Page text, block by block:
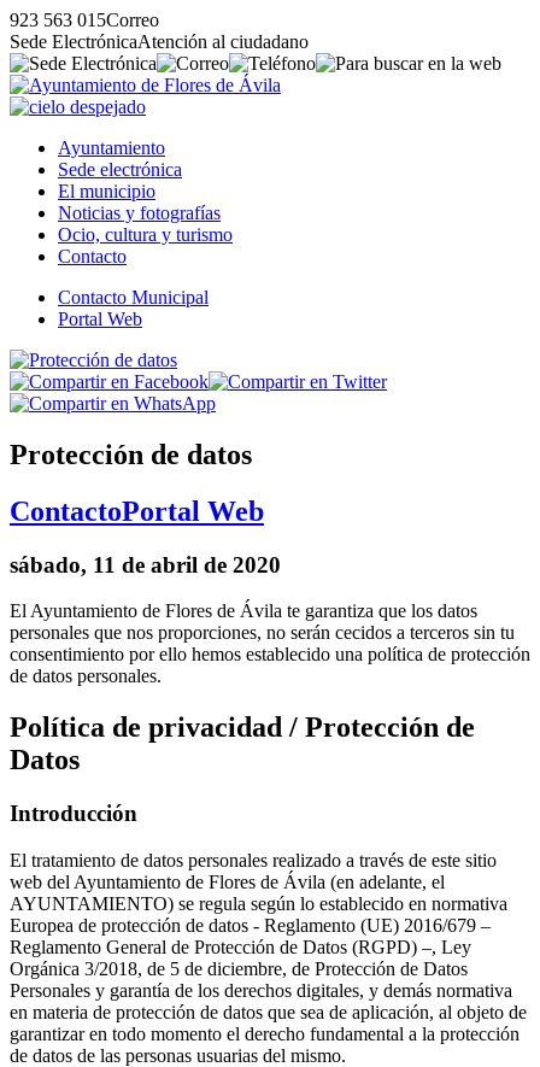
923 563 015Correo
Sede ElectrónicaAtención al ciudadano
Ayuntamiento
Sede electrónica
El municipio
Noticias y fotografías
Ocio, cultura y turismo
Contacto
Contacto Municipal
Portal Web
Protección de datos
ContactoPortal Web
sábado, 11 de abril de 2020
El Ayuntamiento de Flores de Ávila te garantiza que los datos
personales que nos proporciones, no serán cecidos a terceros sin tu
consentimiento por ello hemos establecido una política de protección
de datos personales.
Política de privacidad / Protección de
Datos
Introducción
El tratamiento de datos personales realizado a través de este sitio
web del Ayuntamiento de Flores de Ávila (en adelante, el
AYUNTAMIENTO) se regula según lo establecido en normativa
Europea de protección de datos - Reglamento (UE) 2016/679 –
Reglamento General de Protección de Datos (RGPD) –, Ley
Orgánica 3/2018, de 5 de diciembre, de Protección de Datos
Personales y garantía de los derechos digitales, y demás normativa
en materia de protección de datos que sea de aplicación, al objeto de
garantizar en todo momento el derecho fundamental a la protección
de datos de las personas usuarias del mismo.